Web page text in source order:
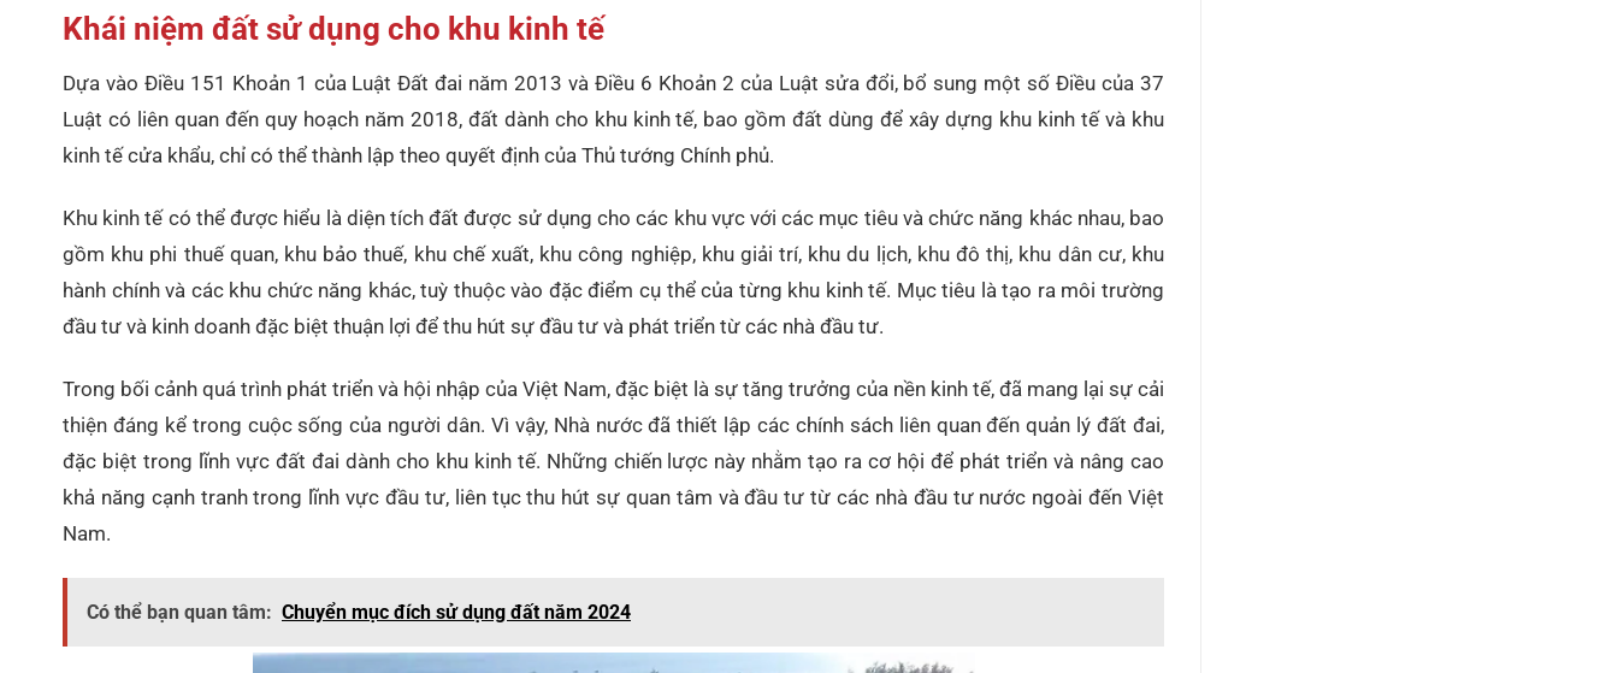
Khái niệm đất sử dụng cho khu kinh tế
Dựa vào Điều 151 Khoản 1 của Luật Đất đai năm 2013 và Điều 6 Khoản 2 của Luật sửa đổi, bổ sung một số Điều của 37
Luật có liên quan đến quy hoạch năm 2018, đất dành cho khu kinh tế, bao gồm đất dùng để xây dựng khu kinh tế và khu
kinh tế cửa khẩu, chỉ có thể thành lập theo quyết định của Thủ tướng Chính phủ.
Khu kinh tế có thể được hiểu là diện tích đất được sử dụng cho các khu vực với các mục tiêu và chức năng khác nhau, bao
gồm khu phi thuế quan, khu bảo thuế, khu chế xuất, khu công nghiệp, khu giải trí, khu du lịch, khu đô thị, khu dân cư, khu
hành chính và các khu chức năng khác, tuỳ thuộc vào đặc điểm cụ thể của từng khu kinh tế. Mục tiêu là tạo ra môi trường
đầu tư và kinh doanh đặc biệt thuận lợi để thu hút sự đầu tư và phát triển từ các nhà đầu tư.
Trong bối cảnh quá trình phát triển và hội nhập của Việt Nam, đặc biệt là sự tăng trưởng của nền kinh tế, đã mang lại sự cải
thiện đáng kể trong cuộc sống của người dân. Vì vậy, Nhà nước đã thiết lập các chính sách liên quan đến quản lý đất đai,
đặc biệt trong lĩnh vực đất đai dành cho khu kinh tế. Những chiến lược này nhằm tạo ra cơ hội để phát triển và nâng cao
khả năng cạnh tranh trong lĩnh vực đầu tư, liên tục thu hút sự quan tâm và đầu tư từ các nhà đầu tư nước ngoài đến Việt
Nam.
Có thể bạn quan tâm: Chuyển mục đích sử dụng đất năm 2024